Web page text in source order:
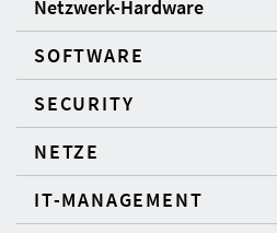
Netzwerk-Hardware
SOFTWARE
SECURITY
NETZE
IT-MANAGEMENT